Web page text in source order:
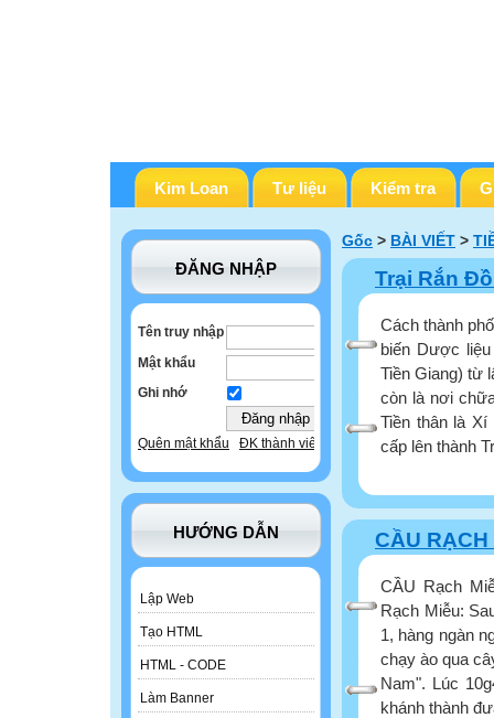
Kim Loan Tư liệu Kiểm tra
ĐĂNG NHẬP
Tên truy nhập
Mật khẩu
Ghi nhớ
Quên mật khẩu ĐK thành viên
HƯỚNG DẪN
Lập Web
Tạo HTML
HTML - CODE
Làm Banner
Gốc > BÀI VIẾT >
Trại Rắn
Cách thành
biến Dược
Tiền Giang) từ
còn là nơi
Tiền thân là
cấp lên thành
CẦU RẠCH
CẦU Rạch
Rạch Miễu:
1, hàng ngàn
chạy ào qua
Nam". Lúc
khánh thành